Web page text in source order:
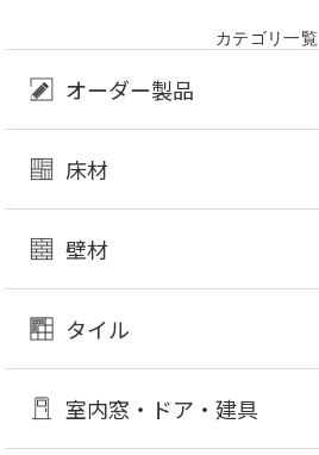
カテゴリ一覧
オーダー製品
床材
壁材
タイル
室内窓・ドア・建具